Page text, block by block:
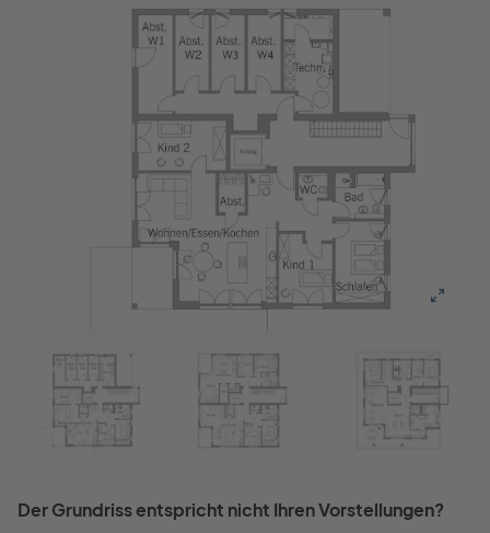
Der Grundriss entspricht nicht Ihren Vorstellungen?